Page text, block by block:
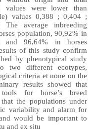
values were lower than
values 0,388 ; 0,404 ;
average inbreeding
population, 90,92% in
and 96,64% in horses
of this study confirm
by phenotypical study
two different ecotypes,
criteria et none on the
results showed that
for horse’s breed
the populations under
variability and alarm for
would be important to
and ex situ